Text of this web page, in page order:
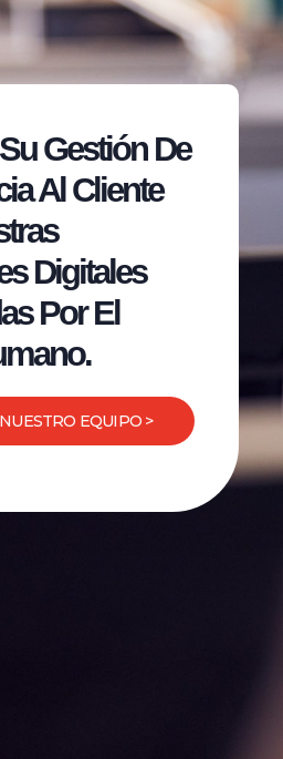
Gestión De
Al Cliente
Digitales
Por El
EQUIPO >